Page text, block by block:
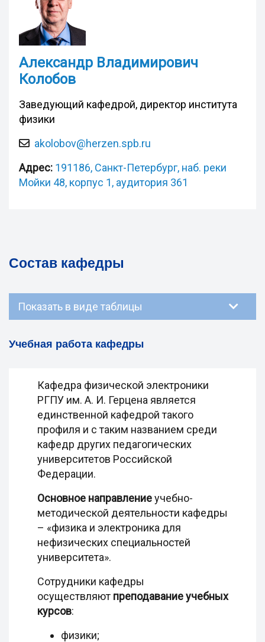
Александр Владимирович
Колобов
Заведующий кафедрой, директор института
физики
akolobov@herzen.spb.ru
Адрес: 191186, Санкт-Петербург, наб. реки
Мойки 48, корпус 1, аудитория 361
Состав кафедры
Показать в виде таблицы
Учебная работа кафедры
Кафедра физической электроники
РГПУ им. А. И. Герцена является
единственной кафедрой такого
профиля и с таким названием среди
кафедр других педагогических
университетов Российской
Федерации.
Основное направлениеучебно-
методической деятельности кафедры
– «физика и электроника для
нефизических специальностей
университета».
Сотрудники кафедры
осуществляют преподаваниеучебных
курсов:
физики;